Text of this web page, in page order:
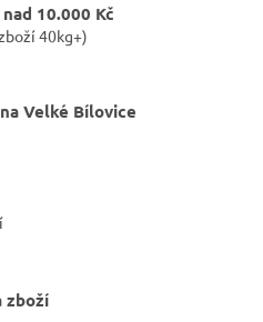
10.000 Kč
40kg+)
Velké Bílovice
zboží